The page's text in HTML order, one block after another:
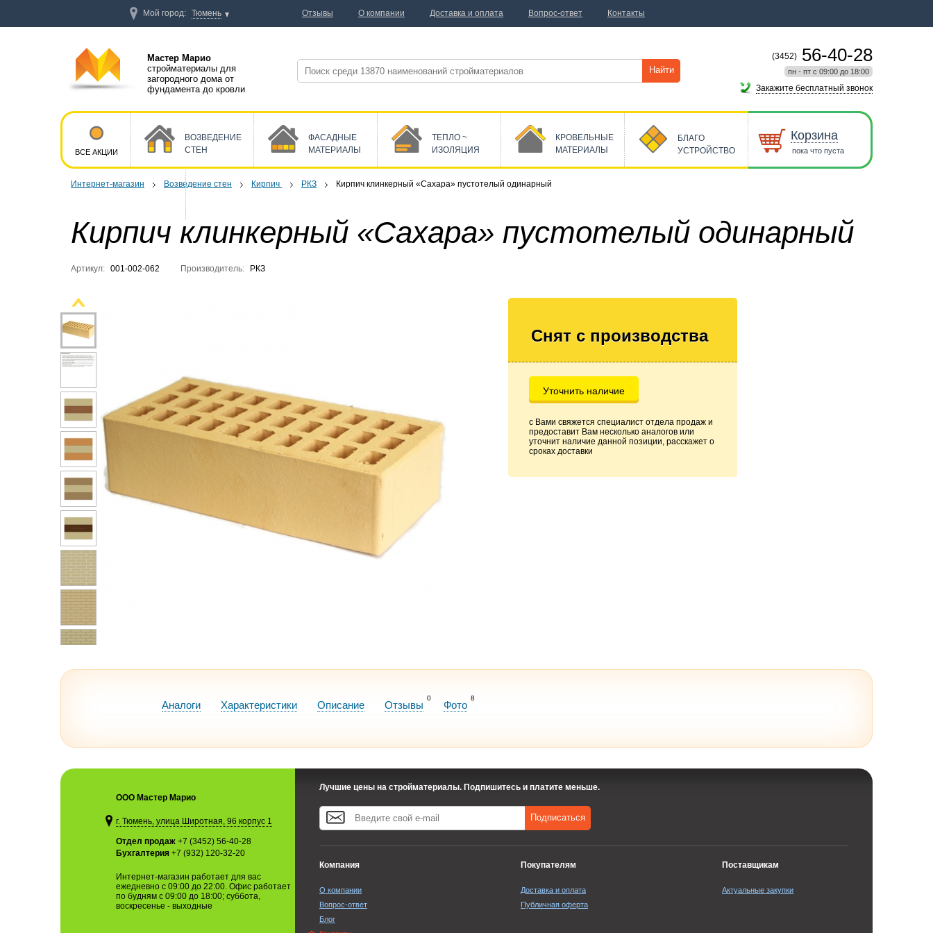
Интернет-магазин Возведение стен Кирпич РКЗ Кирпич клинкерный «Сахара» пустотелый одинарный
Кирпич клинкерный «Сахара» пустотелый одинарный
Артикул: 001-002-062 Производитель: РКЗ
Снят с производства
Уточнить наличие
с Вами свяжется специалист отдела продаж и
предоставит Вам несколько аналогов или
уточнит наличие данной позиции, расскажет о
сроках доставки
Аналоги Характеристики Описание Отзывы
0
Фото
8
Мастер Марио
стройматериалы для
загородного дома от
фундамента до кровли
Найти
(3452) 56-40-28
пн - пт с 09:00 до 18:00
Закажите бесплатный звонок
ВСЕ АКЦИИ
ВОЗВЕДЕНИЕ
СТЕН
ФАСАДНЫЕ
МАТЕРИАЛЫ
ТЕПЛО ~
ИЗОЛЯЦИЯ
КРОВЕЛЬНЫЕ
МАТЕРИАЛЫ
БЛАГО
УСТРОЙСТВО
Корзина
пока что пуста
ООО Мастер Марио
г. Тюмень, улица Широтная, 96 корпус 1
Отдел продаж +7 (3452) 56-40-28
Бухгалтерия +7 (932) 120-32-20
Интернет-магазин работает для вас
ежедневно с 09:00 до 22:00. Офис работает
по будням с 09:00 до 18:00; суббота,
воскресенье - выходные
Лучшие цены на стройматериалы. Подпишитесь и платите меньше.
Подписаться
Компания
О компании
Вопрос-ответ
Блог
Покупателям
Доставка и оплата
Публичная оферта
Поставщикам
Актуальные закупки
Мой город: Тюмень Отзывы О компании Доставка и оплата Вопрос-ответ Контакты